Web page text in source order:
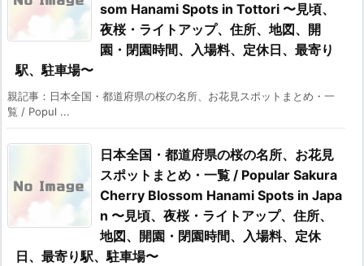
som Hanami Spots in Tottori 〜見頃、
夜桜・ライトアップ、住所、地図、開
園・閉園時間、入場料、定休日、最寄り
駅、駐車場〜
親記事：日本全国・都道府県の桜の名所、お花見スポットまとめ・一
覧 / Popul ...
日本全国・都道府県の桜の名所、お花見
スポットまとめ・一覧 / Popular Sakura
Cherry Blossom Hanami Spots in Japa
n 〜見頃、夜桜・ライトアップ、住所、
地図、開園・閉園時間、入場料、定休
日、最寄り駅、駐車場〜